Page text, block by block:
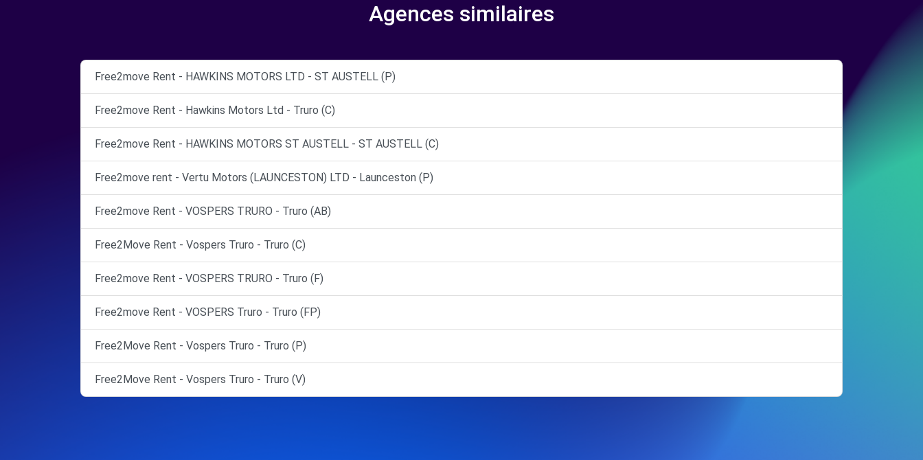
Agences similaires
Free2move Rent - HAWKINS MOTORS LTD - ST AUSTELL (P)
Free2move Rent - Hawkins Motors Ltd - Truro (C)
Free2move Rent - HAWKINS MOTORS ST AUSTELL - ST AUSTELL (C)
Free2move rent - Vertu Motors (LAUNCESTON) LTD - Launceston (P)
Free2move Rent - VOSPERS TRURO - Truro (AB)
Free2Move Rent - Vospers Truro - Truro (C)
Free2move Rent - VOSPERS TRURO - Truro (F)
Free2move Rent - VOSPERS Truro - Truro (FP)
Free2Move Rent - Vospers Truro - Truro (P)
Free2Move Rent - Vospers Truro - Truro (V)